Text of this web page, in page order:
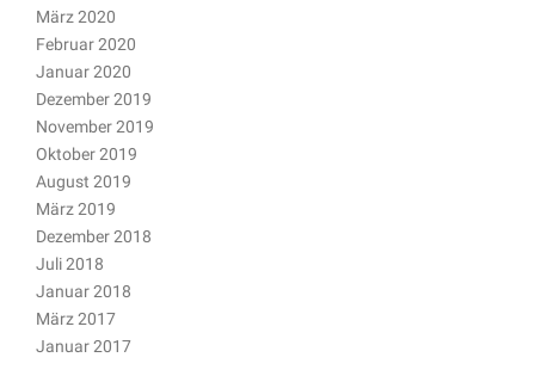
März 2020
Februar 2020
Januar 2020
Dezember 2019
November 2019
Oktober 2019
August 2019
März 2019
Dezember 2018
Juli 2018
Januar 2018
März 2017
Januar 2017